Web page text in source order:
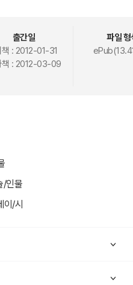
주의자라는 오명을 쓰고 국외로
았지만 그는 끝내 모든 고통을
출간일
: 2012-01-31
책 : 2012-03-09
파일 형
/인물
이/시